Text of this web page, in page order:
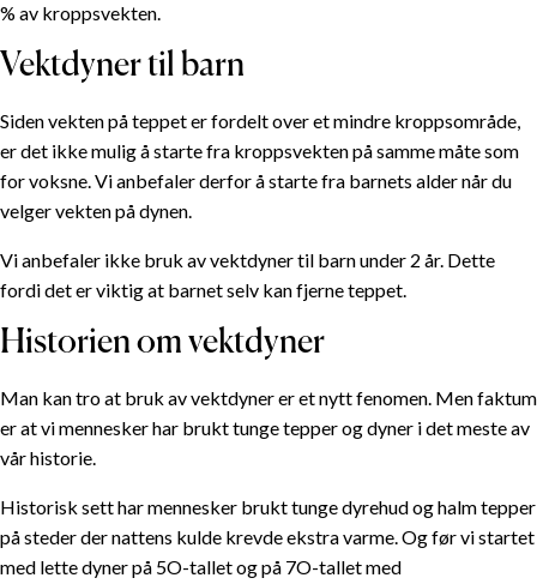
% av kroppsvekten.
Vektdyner til barn
Siden vekten på teppet er fordelt over et mindre kroppsområde,
er det ikke mulig å starte fra kroppsvekten på samme måte som
for voksne. Vi anbefaler derfor å starte fra barnets alder når du
velger vekten på dynen.
Vi anbefaler ikke bruk av vektdyner til barn under 2 år. Dette
fordi det er viktig at barnet selv kan fjerne teppet.
Historien om vektdyner
Man kan tro at bruk av vektdyner er et nytt fenomen. Men faktum
er at vi mennesker har brukt tunge tepper og dyner i det meste av
vår historie.
Historisk sett har mennesker brukt tunge dyrehud og halm tepper
på steder der nattens kulde krevde ekstra varme. Og før vi startet
med lette dyner på 5O-tallet og på 7O-tallet med